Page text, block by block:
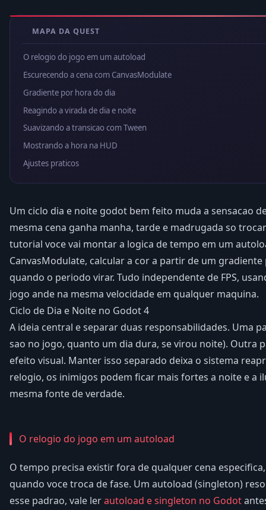
MAPA DA QUEST
O relogio do jogo em um autoload
Escurecendo a cena com CanvasModulate
Gradiente por hora do dia
Reagindo a virada de dia e noite
Suavizando a transicao com Tween
Mostrando a hora na HUD
Ajustes praticos
Um ciclo dia e noite godot bem feito muda a sensacao
mesma cena ganha manha, tarde e madrugada so
tutorial voce vai montar a logica de tempo em um
CanvasModulate, calcular a cor a partir de um
quando o periodo virar. Tudo independente de FPS,
jogo ande na mesma velocidade em qualquer maquina.
Ciclo de Dia e Noite no Godot 4
A ideia central e separar duas responsabilidades. Uma
sao no jogo, quanto um dia dura, se virou noite). Outra
efeito visual. Manter isso separado deixa o sistema
relogio, os inimigos podem ficar mais fortes a noite e a
mesma fonte de verdade.
O relogio do jogo em um autoload
O tempo precisa existir fora de qualquer cena
quando voce troca de fase. Um autoload (singleton)
esse padrao, vale lerautoload e singleton no Godot